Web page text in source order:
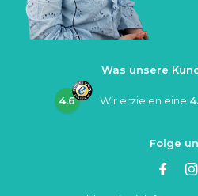
Was unsere
4.6 Wir erzielen eine
Folge